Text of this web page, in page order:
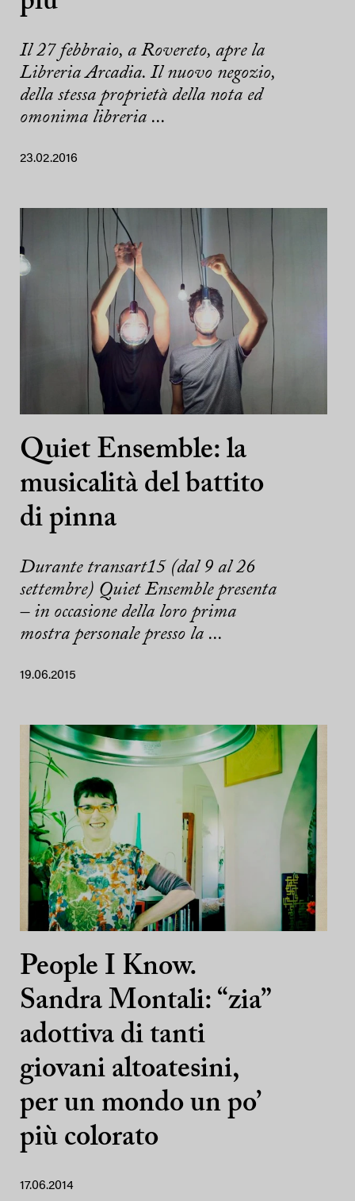
Il 27 febbraio, a Rovereto, apre la
Libreria Arcadia. Il nuovo negozio,
della stessa proprietà della nota ed
omonima libreria ...
23.02.2016
Quiet Ensemble: la
musicalità del battito
di pinna
Durante transart15 (dal 9 al 26
settembre) Quiet Ensemble presenta
– in occasione della loro prima
mostra personale presso la ...
19.06.2015
People I Know.
Sandra Montali: “zia”
adottiva di tanti
giovani altoatesini,
per un mondo un po’
più colorato
17.06.2014